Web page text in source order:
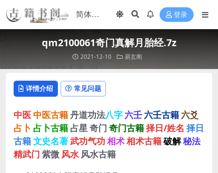
登录
qm2100061奇门真解月胎经.7z
2021-12-10 易玄阁
详情介绍 常见问题
中医 中医古籍丹道功法八字 六壬 六壬古籍 六爻
占卜 占卜古籍 占星 奇门 奇门古籍择日/姓名 择日
古籍文史名著武功气功 相术相术古籍破解秘法
精武门 紫微 风水 风水古籍